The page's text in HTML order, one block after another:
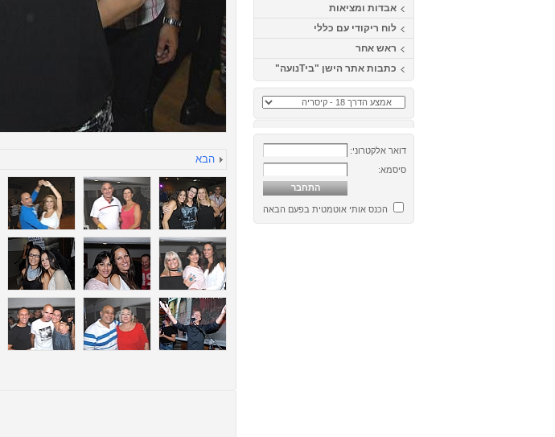
אבדות ומציאות
לוח ריקודי עם כללי
ראש אחר
כתבות אתר הישן "ביTנועה"
דואר אלקטרוני:
סיסמא:
הכנס אותי אוטמטית בפעם הבאה
הבא